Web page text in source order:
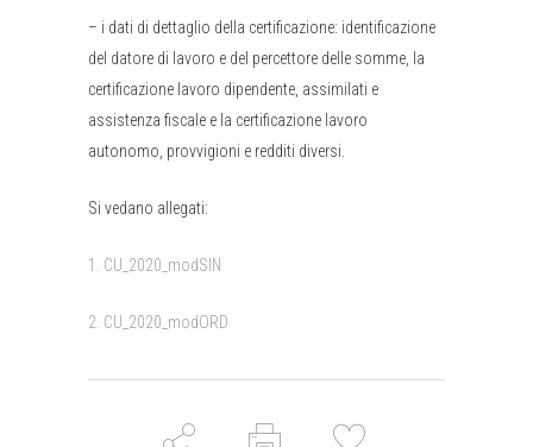
– i dati di dettaglio della certificazione: identificazione
del datore di lavoro e del percettore delle somme, la
certificazione lavoro dipendente, assimilati e
assistenza fiscale e la certificazione lavoro
autonomo, provvigioni e redditi diversi.
Si vedano allegati:
1. CU_2020_modSIN
2. CU_2020_modORD